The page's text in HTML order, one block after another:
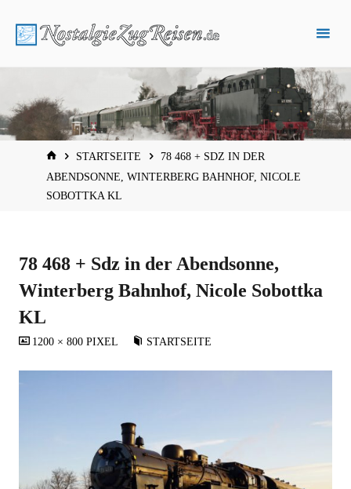
Inhalt
START
STARTSEITE
78 468 + SDZ IN DER
ABENDSONNE, WINTERBERG BAHNHOF, NICOLE
SOBOTTKA KL
78 468 + Sdz in der Abendsonne,
Winterberg Bahnhof, Nicole Sobottka
KL
VOLLSTÄNDIGE
1200 × 800PIXEL STARTSEITE